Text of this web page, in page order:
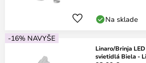
Na sklade
-16% NAVYŠE
Linaro/Brinja
svietidlá Biela -